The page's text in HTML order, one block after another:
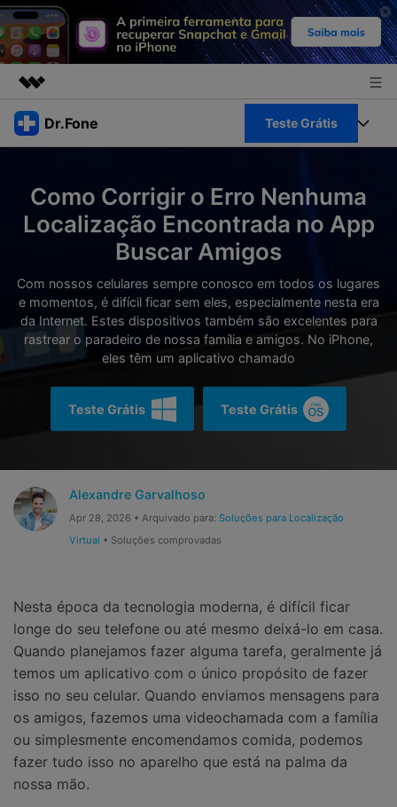
Produtos em destaque
Visão geral
Soluções
Sobre nós
Loja
Dr.Fone Teste Grátis
Veja Toolkit Completo >
Productos
Para Celular
Online
Ver Todos Os Aplicativos
Ações rápidas
Centro de Ajuda
Recursos
Transferir Dados
Gerenciador de dados
Encontre Mais Soluções
Entrar
Como Corrigir o Erro Nenhuma
Localização Encontrada no App
Buscar Amigos
Com nossos celulares sempre conosco em todos os lugares
e momentos, é difícil ficar sem eles, especialmente nesta era
da Internet. Estes dispositivos também são excelentes para
rastrear o paradeiro de nossa família e amigos. No iPhone,
eles têm um aplicativo chamado
Teste Grátis Teste Grátis
Alexandre Garvalhoso
Apr 28, 2026 • Arquivado para: Soluções para Localização
Virtual • Soluções comprovadas
Nesta época da tecnologia moderna, é difícil ficar
longe do seu telefone ou até mesmo deixá-lo em casa.
Quando planejamos fazer alguma tarefa, geralmente já
temos um aplicativo com o único propósito de fazer
isso no seu celular. Quando enviamos mensagens para
os amigos, fazemos uma videochamada com a família
ou simplesmente encomendamos comida, podemos
fazer tudo isso no aparelho que está na palma da
nossa mão.